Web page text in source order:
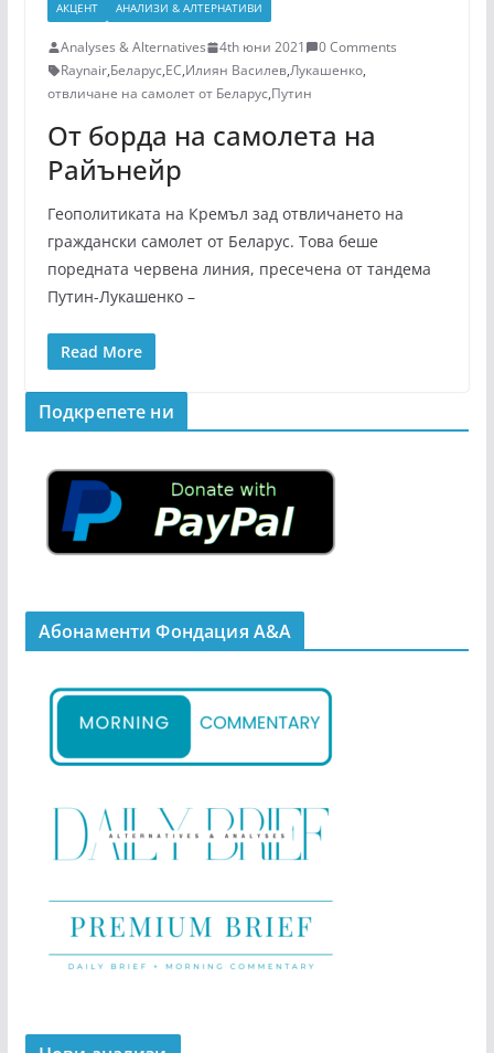
АКЦЕНТ АНАЛИЗИ & АЛТЕРНАТИВИ
Analyses & Alternatives 4th юни 2021
0 Comments
Raynair,Беларус,ЕС,Илиян Василев,Лукашенко,
отвличане на самолет от Беларус,Путин
От борда на самолета на
Райънейр
Геополитиката на Кремъл зад отвличането на
граждански самолет от Беларус. Това беше
поредната червена линия, пресечена от тандема
Путин-Лукашенко –
Read More
Подкрепeте ни
Абонаменти Фондация А&A